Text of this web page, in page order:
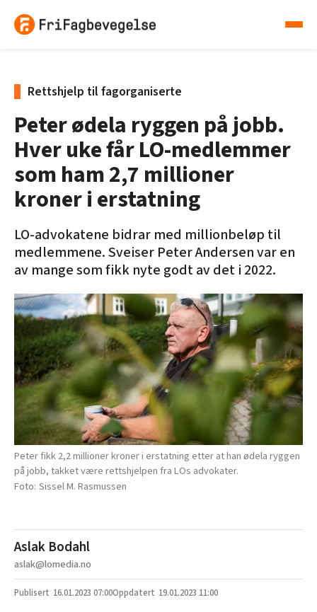
Rettshjelp til fagorganiserte
Peter ødela ryggen på jobb.
Hver uke får LO-medlemmer
som ham 2,7 millioner
kroner i erstatning
LO-advokatene bidrar med millionbeløp til
medlemmene. Sveiser Peter Andersen var en
av mange som fikk nyte godt av det i 2022.
Peter fikk 2,2 millioner kroner i erstatning etter at han ødela ryggen
på jobb, takket være rettshjelpen fra LOs advokater.
Sissel M. Rasmussen
Aslak Bodahl
aslak@lomedia.no
16.01.2023 07:00 19.01.2023 11:00